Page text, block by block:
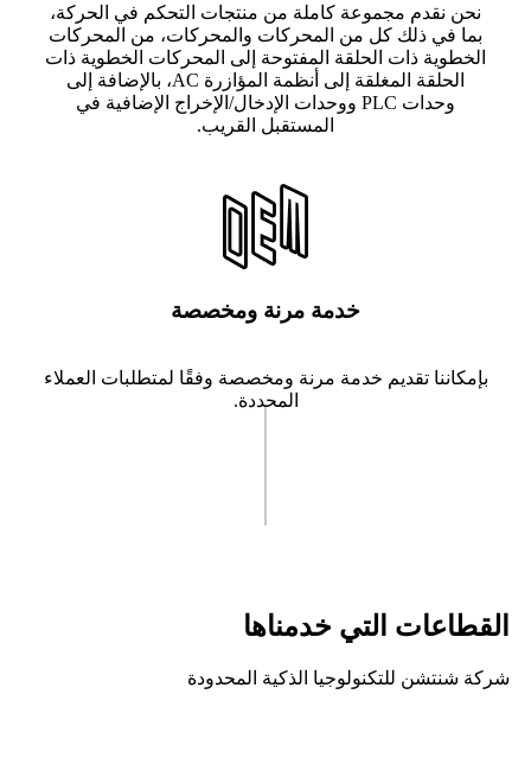
نحن نقدم مجموعة كاملة من منتجات التحكم في الحركة،
بما في ذلك كل من المحركات والمحركات، من المحركات
الخطوية ذات الحلقة المفتوحة إلى المحركات الخطوية ذات
الحلقة المغلقة إلى أنظمة المؤازرة AC، بالإضافة إلى
وحدات PLC ووحدات الإدخال/الإخراج الإضافية في
المستقبل القريب.
خدمة مرنة ومخصصة
بإمكاننا تقديم خدمة مرنة ومخصصة وفقًا لمتطلبات العملاء
المحددة.
القطاعات التي خدمناها
شركة شنتشن للتكنولوجيا الذكية المحدودة